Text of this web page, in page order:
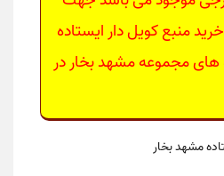
منبع کویل دار ایستاده
های مجموعه مشهد بخار در
مشهد بخار